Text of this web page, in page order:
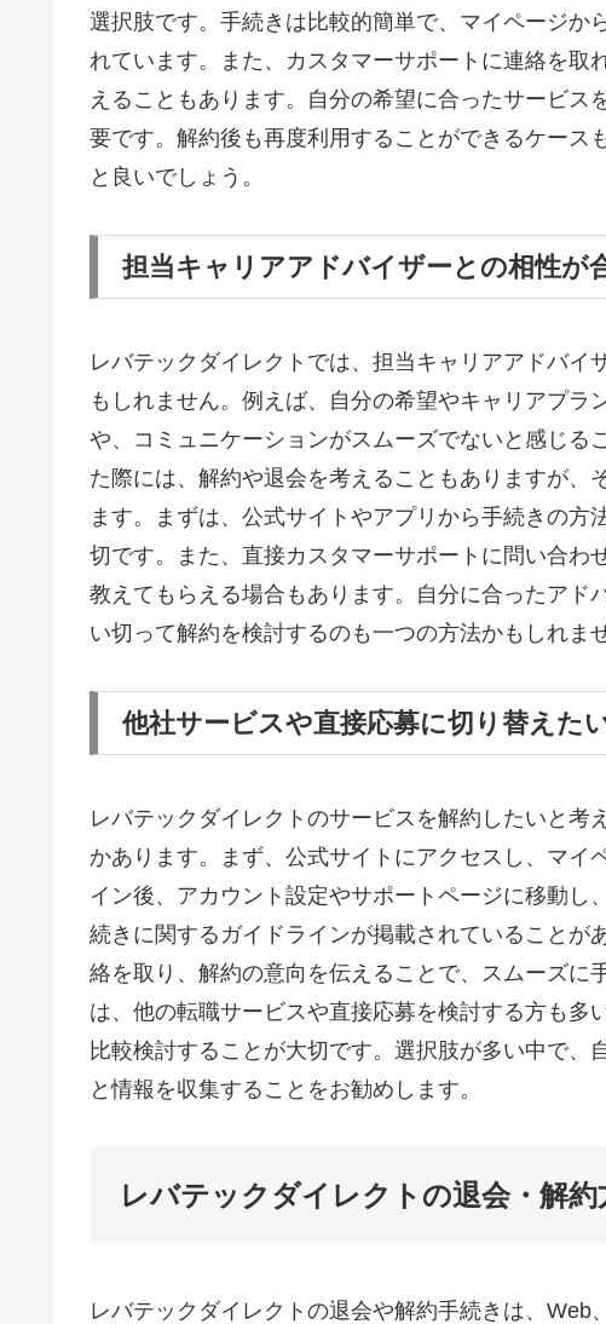
選択肢です。手続きは比較的簡単で、マイページか
れています。また、カスタマーサポートに連絡を取
えることもあります。自分の希望に合ったサービ
要です。解約後も再度利用することができるケース
と良いでしょう。
担当キャリアアドバイザーとの相性が
レバテックダイレクトでは、担当キャリアアドバ
もしれません。例えば、自分の希望やキャリアプ
や、コミュニケーションがスムーズでないと感じる
た際には、解約や退会を考えることもありますが、
ます。まずは、公式サイトやアプリから手続きの
切です。また、直接カスタマーサポートに問い合わ
教えてもらえる場合もあります。自分に合ったアド
い切って解約を検討するのも一つの方法かもしれませ
他社サービスや直接応募に切り替えた
レバテックダイレクトのサービスを解約したいと考
かあります。まず、公式サイトにアクセスし、マイ
イン後、アカウント設定やサポートページに移動
続きに関するガイドラインが掲載されていることが
絡を取り、解約の意向を伝えることで、スムーズに
は、他の転職サービスや直接応募を検討する方も多
比較検討することが大切です。選択肢が多い中で、
と情報を収集することをお勧めします。
レバテックダイレクトの退会・解約
レバテックダイレクトの退会や解約手続きは、